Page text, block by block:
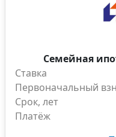
Семейная
Ставка
Первоначальный
Срок, лет
Платёж